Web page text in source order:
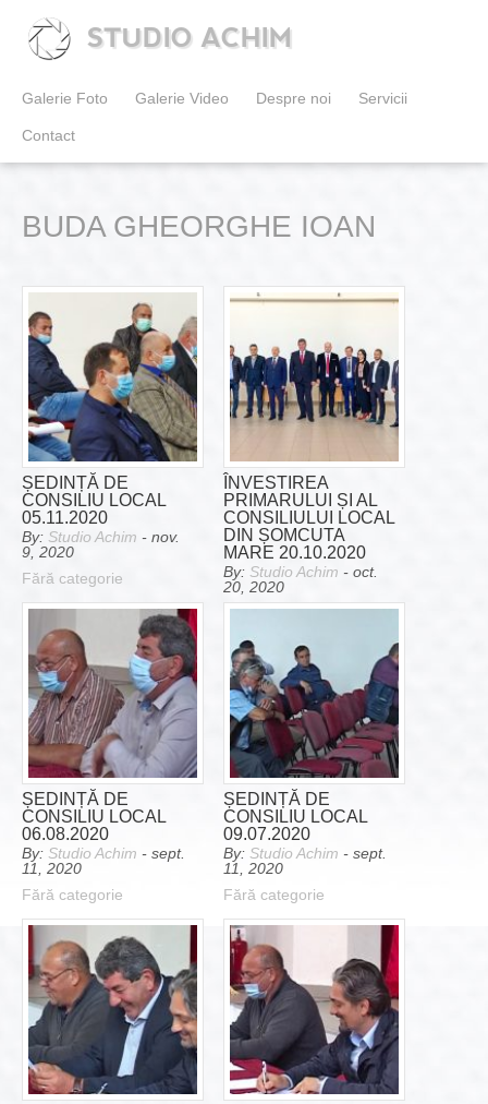
STUDIO ACHIM
Galerie Foto Galerie Video Despre noi Servicii
Contact
BUDA GHEORGHE IOAN
ȘEDINȚĂ DE
CONSILIU LOCAL
05.11.2020
By: Studio Achim - nov.
9, 2020
Fără categorie
ÎNVESTIREA
PRIMARULUI ȘI AL
CONSILIULUI LOCAL
DIN ȘOMCUTA
MARE 20.10.2020
By: Studio Achim - oct.
20, 2020
Fără categorie
ȘEDINȚĂ DE
CONSILIU LOCAL
06.08.2020
By: Studio Achim - sept.
11, 2020
Fără categorie
ȘEDINȚĂ DE
CONSILIU LOCAL
09.07.2020
By: Studio Achim - sept.
11, 2020
Fără categorie